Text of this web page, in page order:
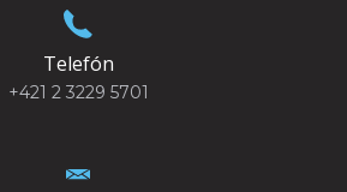
Telefón
+421 2 3229 5701